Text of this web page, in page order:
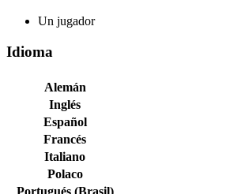
Un jugador
Idioma
Alemán
Inglés
Español
Francés
Italiano
Polaco